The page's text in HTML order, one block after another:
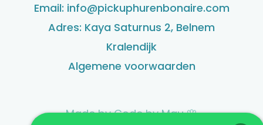
Email: info@pickuphurenbonaire.com
Adres: Kaya Saturnus 2, Belnem
Kralendijk
Algemene voorwaarden
Made by Code by Mau 🌸